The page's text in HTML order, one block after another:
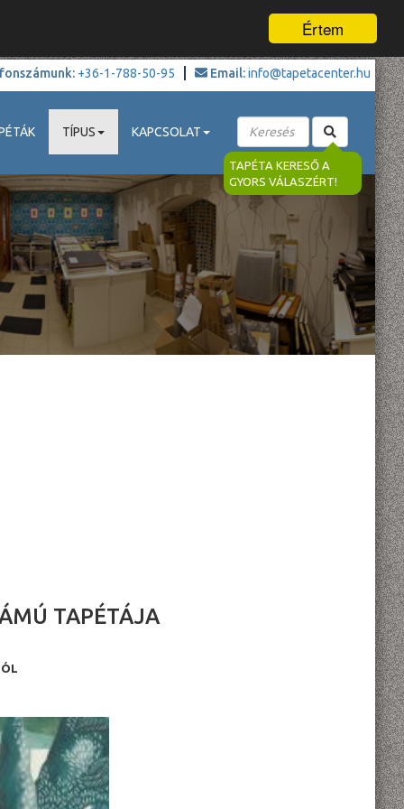
Értem
+36-1-788-50-95 Email:info@tapetacenter.hu
TÍPUS KAPCSOLAT
TAPÉTA KERESŐ A
GYORS VÁLASZÉRT!
TAPÉTÁJA